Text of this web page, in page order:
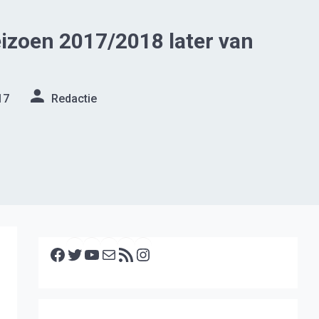
2017/2018 later van
Redactie
Facebook Twitter YouTube E-mail RSS feed